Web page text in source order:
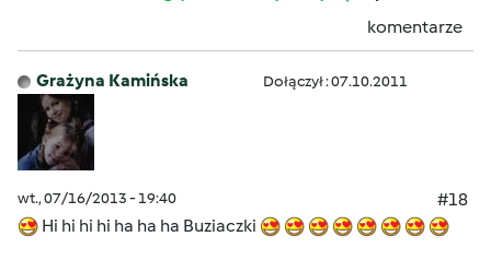
komentarze
Grażyna Kamińska Dołączył : 07.10.2011
wt., 07/16/2013 - 19:40
#18
Hi hi hi hi ha ha ha Buziaczki